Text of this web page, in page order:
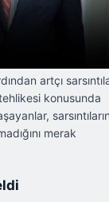
artçı
konusunda
merak